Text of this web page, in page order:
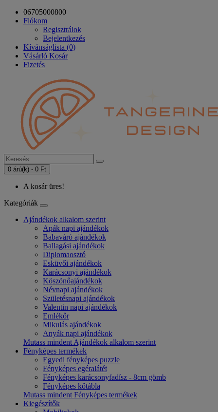
06705000800
Fiókom
Regisztrálok
Bejelentkezés
Kívánságlista (0)
Vásárló Kosár
Fizetés
0 árú(k) - 0 Ft
A kosár üres!
Kategóriák
Ajándékok alkalom szerint
Apák napi ajándékok
Babaváró ajándékok
Ballagási ajándékok
Diplomaosztó
Esküvői ajándékok
Karácsonyi ajándékok
Köszönőajándékok
Névnapi ajándékok
Születésnapi ajándékok
Valentin napi ajándékok
Emlékőr
Mikulás ajándékok
Anyák napi ajándékok
Mutass mindent Ajándékok alkalom szerint
Fényképes termékek
Egyedi fényképes puzzle
Fényképes egéralátét
Fényképes karácsonyfadísz - 8cm gömb
Fényképes kőtábla
Mutass mindent Fényképes termékek
Kiegészítők